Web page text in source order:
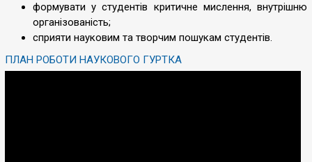
формувати у студентів критичне мислення, внутрішню
організованість;
сприяти науковим та творчим пошукам студентів.
ПЛАН РОБОТИ НАУКОВОГО ГУРТКА